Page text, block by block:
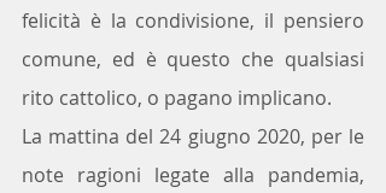
felicità è la condivisione, il pensiero
comune, ed è questo che qualsiasi
rito cattolico, o pagano implicano.
La mattina del 24 giugno 2020, per le
note ragioni legate alla pandemia,